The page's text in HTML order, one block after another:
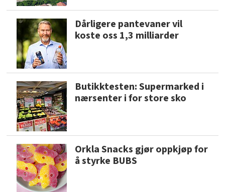
Dårligere pantevaner vil
koste oss 1,3 milliarder
Butikktesten: Supermarked i
nærsenter i for store sko
Orkla Snacks gjør oppkjøp for
å styrke BUBS